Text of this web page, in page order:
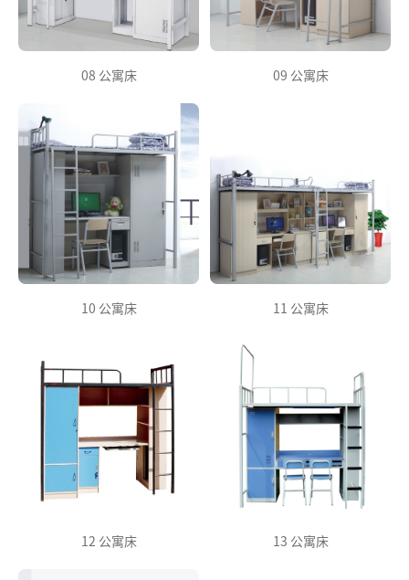
08 公寓床 09 公寓床
10 公寓床 11 公寓床
12 公寓床 13 公寓床